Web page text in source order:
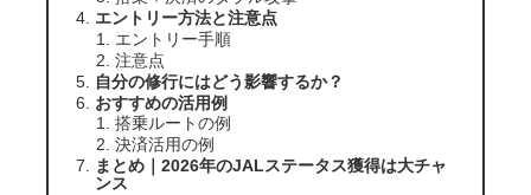
エントリー方法と注意点
エントリー手順
注意点
自分の修行にはどう影響するか？
おすすめの活用例
搭乗ルートの例
決済活用の例
まとめ｜2026年のJALステータス獲得は大チャ
ンス